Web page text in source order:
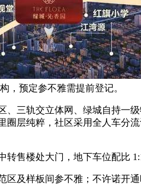
，预定参不雅需提前登记。
轨交立体网、绿城自持一
层纯粹，社区采用全人车分
楼处大门，地下车位配比
样板间参不雅；不许诺开